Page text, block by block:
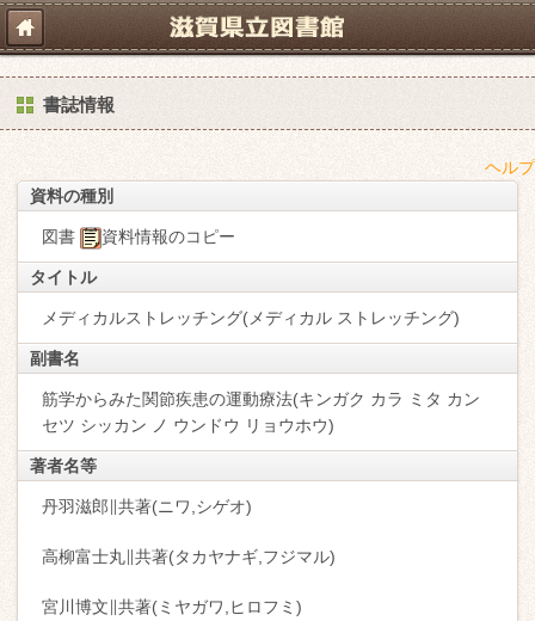
書誌情報
ヘルプ
資料の種別
図書 資料情報のコピー
タイトル
メディカルストレッチング(メディカル ストレッチング)
副書名
筋学からみた関節疾患の運動療法(キンガク カラ ミタ カン
セツ シッカン ノ ウンドウ リョウホウ)
著者名等
丹羽滋郎∥共著(ニワ,シゲオ)
高柳富士丸∥共著(タカヤナギ,フジマル)
宮川博文∥共著(ミヤガワ,ヒロフミ)